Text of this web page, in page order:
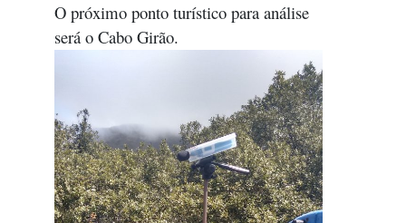
O próximo ponto turístico para análise
será o Cabo Girão.